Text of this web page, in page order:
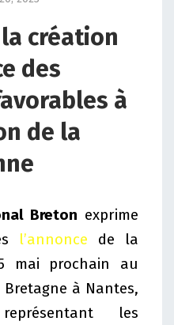
la création
des
à
de la
Breton exprime
l’annonce de la
mai prochain au
à Nantes,
les